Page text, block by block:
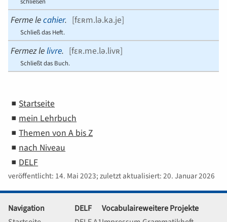
Ferme lecahier. [fɛʀm.lə.ka.je]
Schließ das Heft.
Fermez lelivre. [fɛʀ.me.lə.livʀ]
Schließt das Buch.
Startseite
mein Lehrbuch
Themen von A bis Z
nach Niveau
DELF
veröffentlicht: 14. Mai 2023; zuletzt aktualisiert: 20. Januar 2026
Navigation
DELF
Vocabulaireweitere Projekte